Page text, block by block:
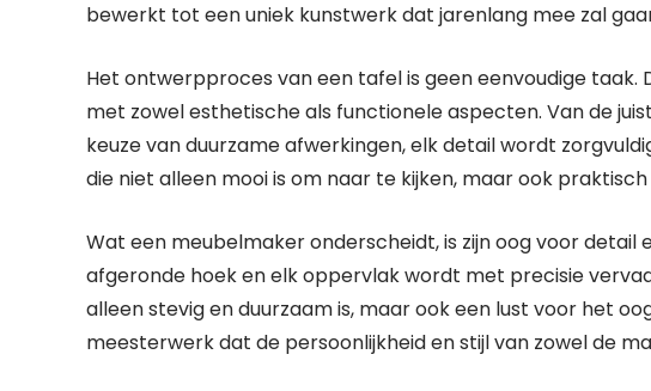
bewerkt tot een uniek kunstwerk dat jarenlang mee zal
Het ontwerpproces van een tafel is geen eenvoudige
met zowel esthetische als functionele aspecten. Van de
keuze van duurzame afwerkingen, elk detail wordt
die niet alleen mooi is om naar te kijken, maar ook praktisch
Wat een meubelmaker onderscheidt, is zijn oog voor detail
afgeronde hoek en elk oppervlak wordt met precisie
alleen stevig en duurzaam is, maar ook een lust voor het
meesterwerk dat de persoonlijkheid en stijl van zowel de